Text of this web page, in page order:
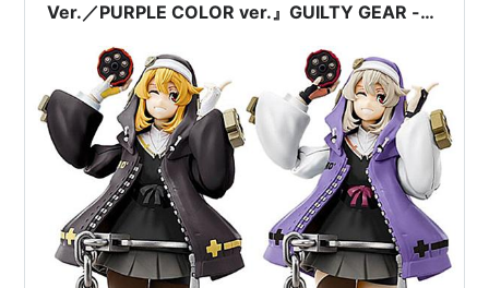
Ver.／PURPLE COLOR ver.』GUILTY GEAR -
2026年6月発売予定♪